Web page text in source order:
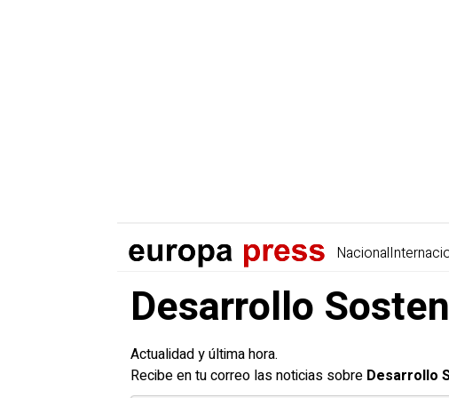
Nacional
Desarrollo
Actualidad y última hora.
Recibe en tu correo las noticias sobre Desarrollo